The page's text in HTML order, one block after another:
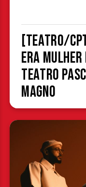
[TEATRO/
era mulher
Teatro
Magno